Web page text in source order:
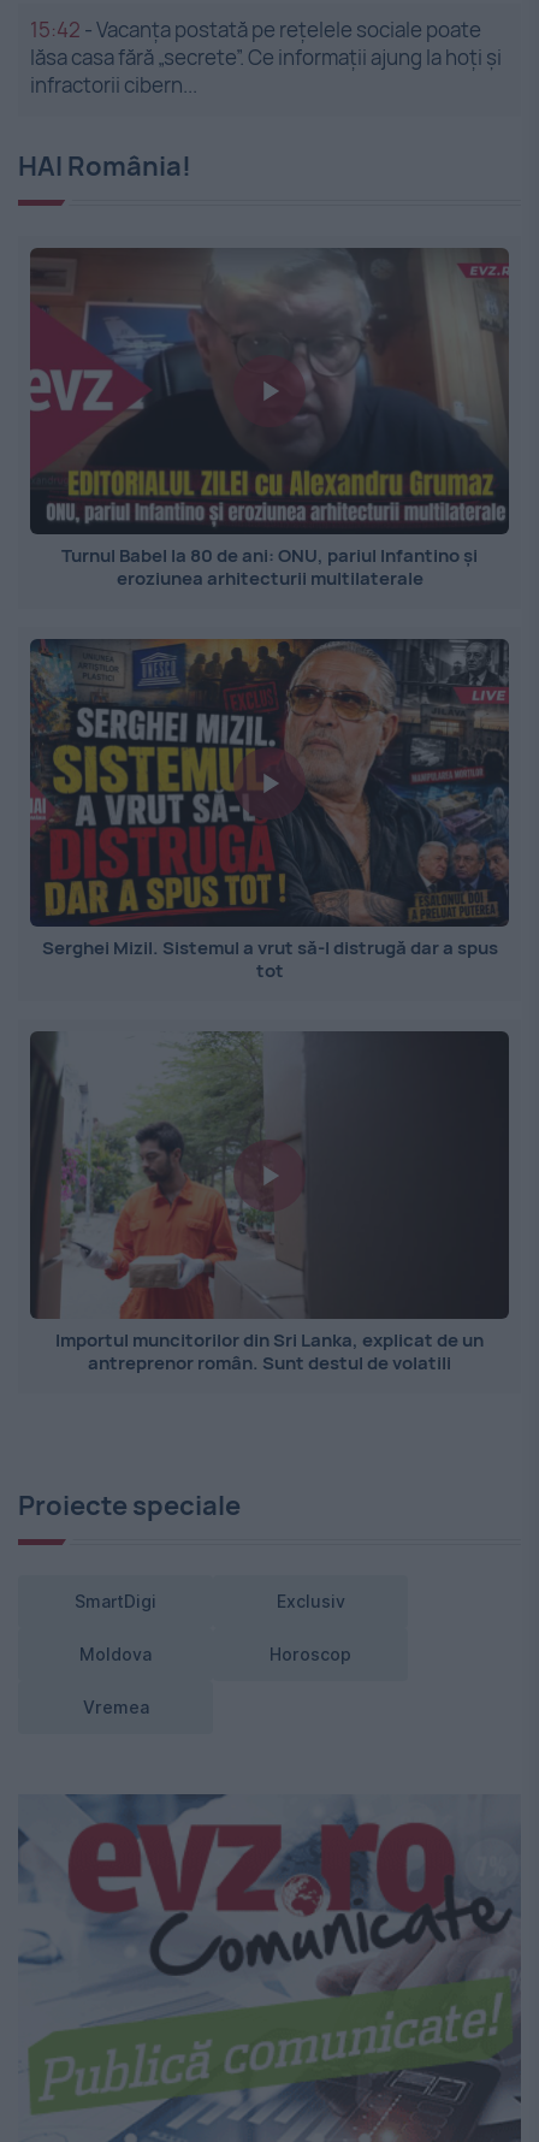
15:42 -Vacanța postată pe rețelele sociale poate
lăsa casa fără „secrete”. Ce informații ajung la hoți și
infractorii cibern...
HAI România!
Turnul Babel la 80 de ani: ONU, pariul Infantino și
eroziunea arhitecturii multilaterale
Serghei Mizil. Sistemul a vrut să-l distrugă dar a spus
tot
Importul muncitorilor din Sri Lanka, explicat de un
antreprenor român. Sunt destul de volatili
Proiecte speciale
SmartDigi Exclusiv
Moldova Horoscop
Vremea